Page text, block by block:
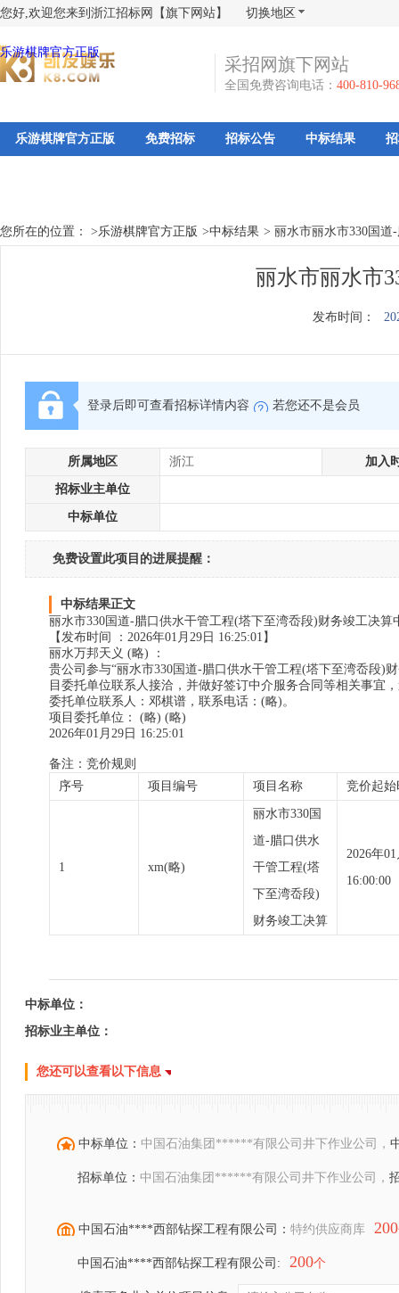
您好,欢迎您来到浙江招标网【旗下网站】 切换地区
乐游棋牌官方正版
采招网旗下网站
全国免费咨询电话： 400-810-
乐游棋牌官方正版 免费招标 招标公告 中标结果
您所在的位置： >乐游棋牌官方正版 >中标结果 > 丽水市丽水市330国
丽水市丽水市
发布时间：
登录后即可查看招标详情内容 若您还不是会员
所属地区 浙江 加入
招标业主单位
中标单位
免费设置此项目的进展提醒：
中标结果正文
丽水市330国道-腊口供水干管工程(塔下至湾岙段)财务竣工决算
【发布时间 ：2026年01月29日 16:25:01】
丽水万邦天义 (略) ：
贵公司参与“丽水市330国道-腊口供水干管工程(塔下至湾岙段)
目委托单位联系人接洽，并做好签订中介服务合同等相关事宜
委托单位联系人：邓棋谱，联系电话：(略)。
项目委托单位： (略) (略)
2026年01月29日 16:25:01
备注：竞价规则
序号
项目编号 项目名称 竞价起始
1 xm(略)
丽水市330国
道-腊口供水
干管工程(塔
下至湾岙段)
财务竣工决算
2026年
16:00:00
中标单位：
招标业主单位：
您还可以查看以下信息
中标单位： 中国石油集团******有限公司井下作业公司，
招标单位： 中国石油集团******有限公司井下作业公司，
中国石油****西部钻探工程有限公司： 特约供应商库 200
中国石油****西部钻探工程有限公司: 200个